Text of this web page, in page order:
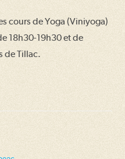
cours de Yoga (Viniyoga)
18h30-19h30 et de
de Tillac.